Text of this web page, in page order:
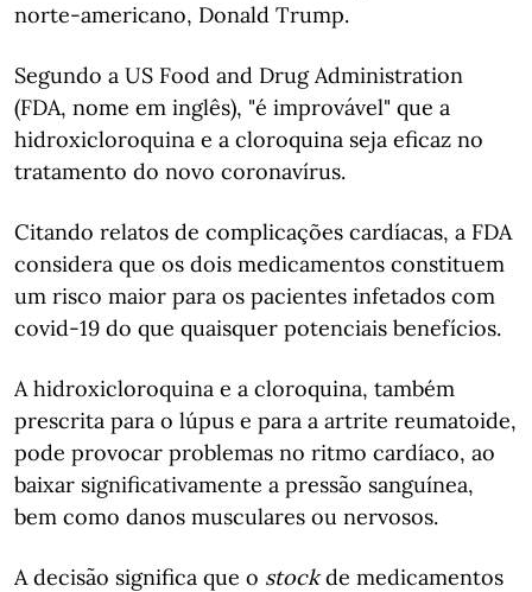
norte-americano, Donald Trump.
Segundo a US Food and Drug Administration
(FDA, nome em inglês), "é improvável" que a
hidroxicloroquina e a cloroquina seja eficaz no
tratamento do novo coronavírus.
Citando relatos de complicações cardíacas, a FDA
considera que os dois medicamentos constituem
um risco maior para os pacientes infetados com
covid-19 do que quaisquer potenciais benefícios.
A hidroxicloroquina e a cloroquina, também
prescrita para o lúpus e para a artrite reumatoide,
pode provocar problemas no ritmo cardíaco, ao
baixar significativamente a pressão sanguínea,
bem como danos musculares ou nervosos.
A decisão significa que o stockde medicamentos